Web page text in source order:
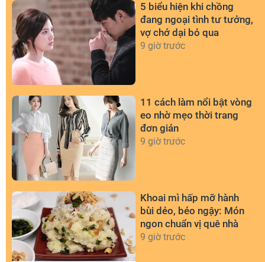
5 biểu hiện khi chồng
đang ngoại tình tư tưởng,
vợ chớ dại bỏ qua
9 giờ trước
11 cách làm nổi bật vòng
eo nhờ mẹo thời trang
đơn giản
9 giờ trước
Khoai mì hấp mỡ hành
bùi dẻo, béo ngậy: Món
ngon chuẩn vị quê nhà
9 giờ trước